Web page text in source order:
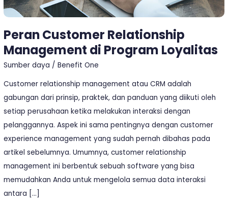
Peran Customer Relationship
Management di Program Loyalitas
Sumber daya /Benefit One
Customer relationship management atau CRM adalah
gabungan dari prinsip, praktek, dan panduan yang diikuti oleh
setiap perusahaan ketika melakukan interaksi dengan
pelanggannya. Aspek ini sama pentingnya dengan customer
experience management yang sudah pernah dibahas pada
artikel sebelumnya. Umumnya, customer relationship
management ini berbentuk sebuah software yang bisa
memudahkan Anda untuk mengelola semua data interaksi
antara […]